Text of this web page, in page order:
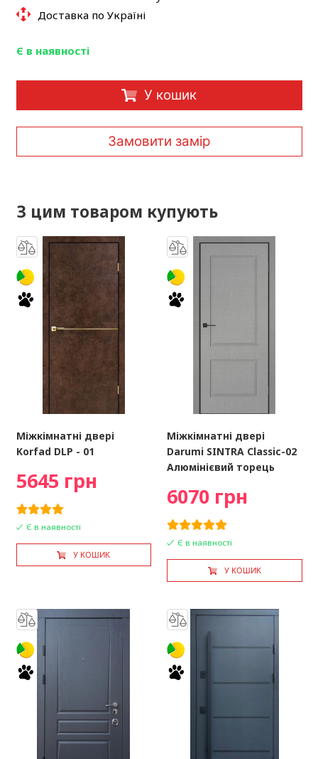
Доставка по Україні
Є в наявності
У кошик
Замовити замір
З цим товаром купують
Міжкімнатні двері
Korfad DLP - 01
5645 грн
Є в наявності
У КОШИК
Міжкімнатні двері
Darumi SINTRA Classic-02
Алюмінієвий торець
6070 грн
Є в наявності
У КОШИК